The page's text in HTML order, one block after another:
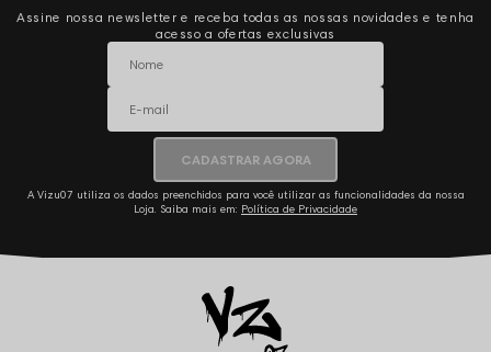
Assine nossa newsletter e receba todas as nossas novidades e tenha
acesso a ofertas exclusivas
CADASTRAR AGORA
A Vizu07 utiliza os dados preenchidos para você utilizar as funcionalidades da nossa
Loja. Saiba mais em: Política de Privacidade